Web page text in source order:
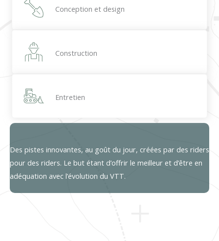
Conception et design
Construction
Entretien
Des pistes innovantes, au goût du jour, créées par des riders
pour des riders. Le but étant d’offrir le meilleur et d’être en
adéquation avec l’évolution du VTT.